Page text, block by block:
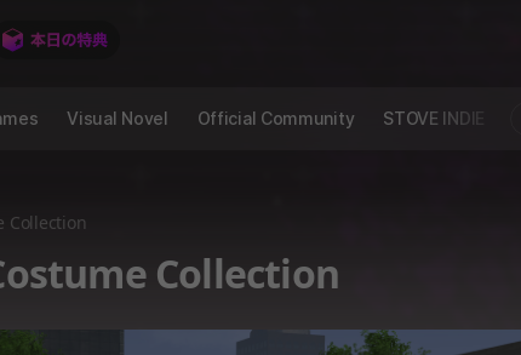
Visual Novel Official Community STOVE INDIE
Collection
: Costume Collection